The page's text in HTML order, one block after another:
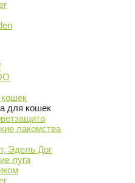
для кошек
лакомства
Эдель Дог
луга